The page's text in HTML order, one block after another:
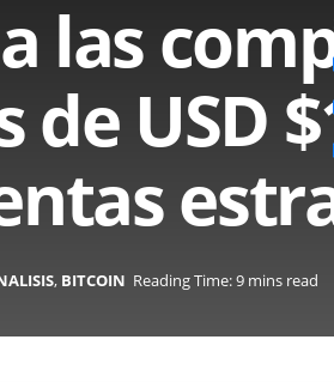
las
USD
, BITCOIN Reading Time: 9 mins read